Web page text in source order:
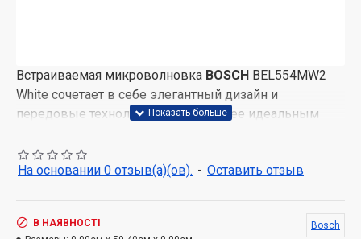
Встраиваемая микроволновка BOSCH BEL554MW2
White сочетает в себе элегантный дизайн и
передовые технологии, что делает ее идеальным
подчеркивает стиль вашей кухни, но и обеспечивает
высокую функциональность благодаря
На основании 0 отзыв(а)(ов). - Оставить отзыв
В НАЯВНОСТІ
Bosch